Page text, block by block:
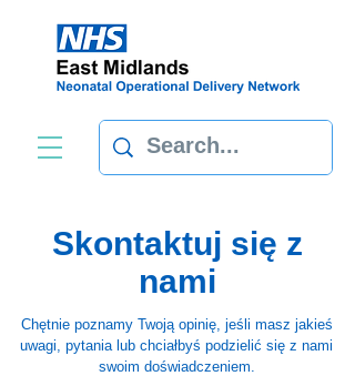
Skontaktuj się z
nami
Chętnie poznamy Twoją opinię, jeśli masz jakieś
uwagi, pytania lub chciałbyś podzielić się z nami
swoim doświadczeniem.